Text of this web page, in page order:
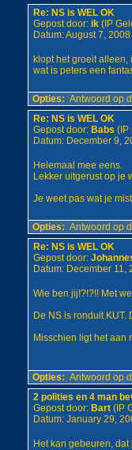
Re: NS is WEL OK
Gepost door: ik(IP
Datum: August 7,
klopt het groeit
wat is peters een
Opties: Antwoord op
Re: NS is WEL OK
Gepost door: Babs (IP
Datum: December 9,
Helemaal mee eens.
Lekker uitgerust op je
Je weet pas wat je
Opties: Antwoord op
Re: NS is WEL OK
Gepost door:
Datum: December 11,
Wie ben jij!?!?!! Met
De NS is ronduit
Misschien ligt het aan
Opties: Antwoord op
2 polities en 4 man
Gepost door: Bart(IP
Datum: January 29,
Het kan gebeuren,